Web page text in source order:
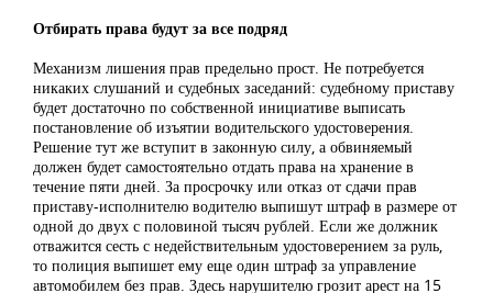
Отбирать права будут за все подряд
Механизм лишения прав предельно прост. Не потребуется
никаких слушаний и судебных заседаний: судебному приставу
будет достаточно по собственной инициативе выписать
постановление об изъятии водительского удостоверения.
Решение тут же вступит в законную силу, а обвиняемый
должен будет самостоятельно отдать права на хранение в
течение пяти дней. За просрочку или отказ от сдачи прав
приставу-исполнителю водителю выпишут штраф в размере от
одной до двух с половиной тысяч рублей. Если же должник
отважится сесть с недействительным удостоверением за руль,
то полиция выпишет ему еще один штраф за управление
автомобилем без прав. Здесь нарушителю грозит арест на 15